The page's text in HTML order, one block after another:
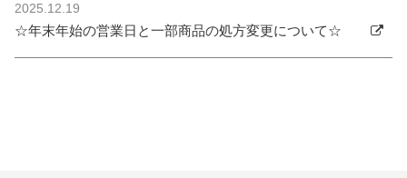
2025.12.19
☆年末年始の営業日と一部商品の処方変更について☆